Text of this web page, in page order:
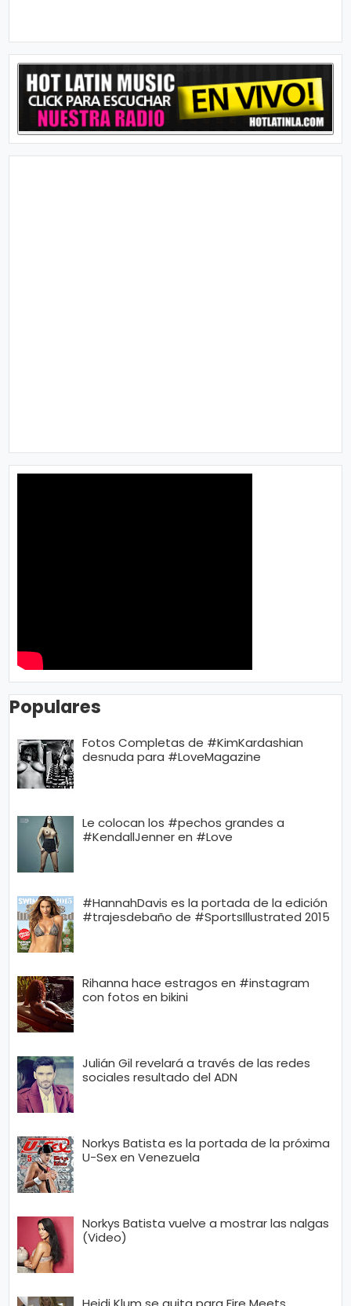
Populares
Fotos Completas de #KimKardashian
desnuda para #LoveMagazine
Le colocan los #pechos grandes a
#KendallJenner en #Love
#HannahDavis es la portada de la edición
#trajesdebaño de #SportsIllustrated 2015
Rihanna hace estragos en #instagram
con fotos en bikini
Julián Gil revelará a través de las redes
sociales resultado del ADN
Norkys Batista es la portada de la próxima
U-Sex en Venezuela
Norkys Batista vuelve a mostrar las nalgas
(Video)